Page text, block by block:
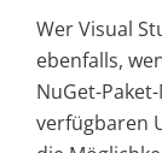
Wer Visual
ebenfalls,
NuGet-
verfügbaren